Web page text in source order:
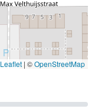
Leaflet | ©OpenStreetMap